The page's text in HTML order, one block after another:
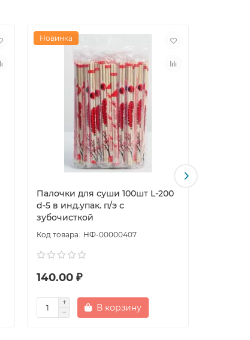
Новинка
Палочки для суши 100шт L-200
d-5 в инд.упак. п/э с
зубочисткой
НФ-00000407
140.00 ₽
В корзину